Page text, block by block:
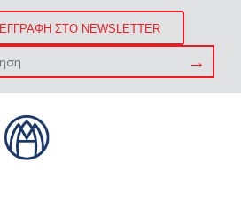
ΕΓΓΡΑΦΗ ΣΤΟ NEWSLETTER